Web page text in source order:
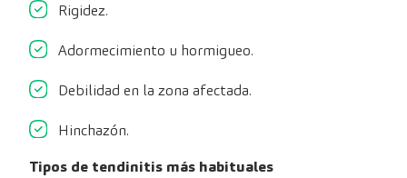
Rigidez.
Adormecimiento u hormigueo.
Debilidad en la zona afectada.
Hinchazón.
Tipos de tendinitis más habituales